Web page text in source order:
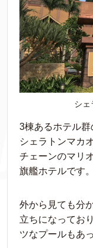
シェ
3棟あるホテル
シェラトンマカ
チェーンのマリ
旗艦ホテルです。
外から見ても分
立ちになってお
ツなプールもあ